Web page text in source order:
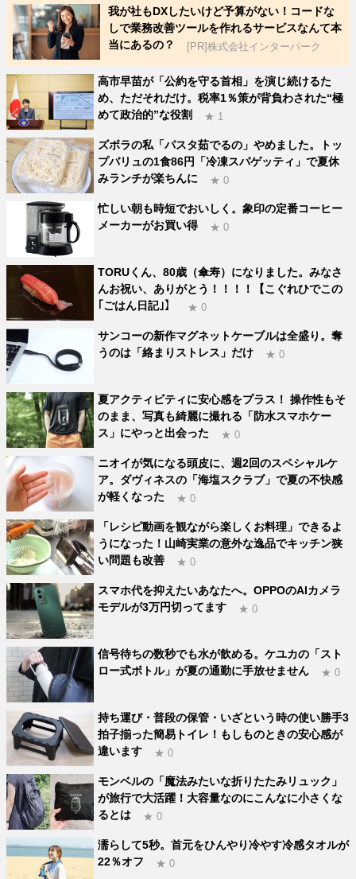
我が社もDXしたいけど予算がない！コードな
しで業務改善ツールを作れるサービスなんて本
当にあるの？
[PR]株式会社インターパーク
高市早苗が「公約を守る首相」を演じ続けるた
め、ただそれだけ。税率1％策が背負わされた“極
めて政治的”な役割
★ 1
ズボラの私「パスタ茹でるの」やめました。トッ
プバリュの1食86円「冷凍スパゲッティ」で夏休
みランチが楽ちんに
★ 0
忙しい朝も時短でおいしく。象印の定番コーヒー
メーカーがお買い得
★ 0
TORUくん、80歳（傘寿）になりました。みなさ
んお祝い、ありがとう！！！！【こぐれひでこの
｢ごはん日記｣】
★ 0
サンコーの新作マグネットケーブルは全盛り。奪
うのは「絡まりストレス」だけ
★ 0
夏アクティビティに安心感をプラス！ 操作性もそ
のまま、写真も綺麗に撮れる「防水スマホケー
ス」にやっと出会った
★ 0
ニオイが気になる頭皮に、週2回のスペシャルケ
ア。ダヴィネスの「海塩スクラブ」で夏の不快感
が軽くなった
★ 0
「レシピ動画を観ながら楽しくお料理」できるよ
うになった！山崎実業の意外な逸品でキッチン狭
い問題も改善
★ 0
スマホ代を抑えたいあなたへ。OPPOのAIカメラ
モデルが3万円切ってます
★ 0
信号待ちの数秒でも水が飲める。ケユカの「スト
ロー式ボトル」が夏の通勤に手放せません
★ 0
持ち運び・普段の保管・いざという時の使い勝手3
拍子揃った簡易トイレ！もしものときの安心感が
違います
★ 0
モンベルの「魔法みたいな折りたたみリュック」
が旅行で大活躍！大容量なのにこんなに小さくな
るとは
★ 0
濡らして5秒。首元をひんやり冷やす冷感タオルが
22％オフ
★ 0